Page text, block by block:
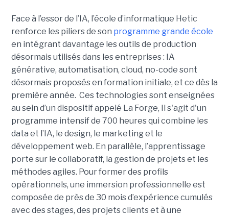
Face à l’essor de l’IA, l’école d’informatique Hetic
renforce les piliers de son programme grande école
en intégrant davantage les outils de production
désormais utilisés dans les entreprises : IA
générative, automatisation, cloud, no-code sont
désormais proposés en formation initiale, et ce dès la
première année. Ces technologies sont enseignées
au sein d’un dispositif appelé La Forge, Il s'agit d'un
programme intensif de 700 heures qui combine les
data et l’IA, le design, le marketing et le
développement web. En parallèle, l’apprentissage
porte sur le collaboratif, la gestion de projets et les
méthodes agiles. Pour former des profils
opérationnels, une immersion professionnelle est
composée de près de 30 mois d’expérience cumulés
avec des stages, des projets clients et à une